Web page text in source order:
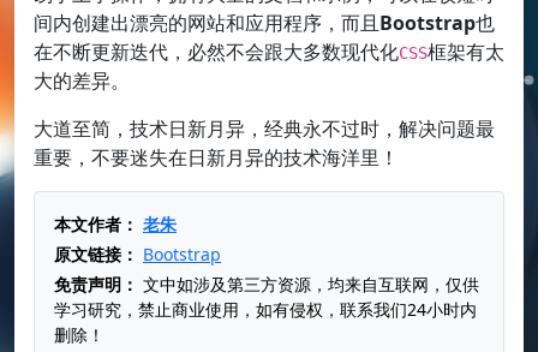
间内创建出漂亮的网站和应用程序，而且Bootstrap也
在不断更新迭代，必然不会跟大多数现代化CSS框架有太
大的差异。
大道至简，技术日新月异，经典永不过时，解决问题最
重要，不要迷失在日新月异的技术海洋里！
本文作者： 老朱
原文链接： Bootstrap
免责声明： 文中如涉及第三方资源，均来自互联网，仅供
学习研究，禁止商业使用，如有侵权，联系我们24小时内
删除！